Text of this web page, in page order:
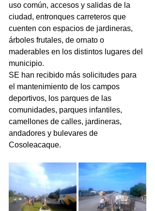
uso común, accesos y salidas de la
ciudad, entronques carreteros que
cuenten con espacios de jardineras,
árboles frutales, de ornato o
maderables en los distintos lugares del
municipio.
SE han recibido más solicitudes para
el mantenimiento de los campos
deportivos, los parques de las
comunidades, parques infantiles,
camellones de calles, jardineras,
andadores y bulevares de
Cosoleacaque.